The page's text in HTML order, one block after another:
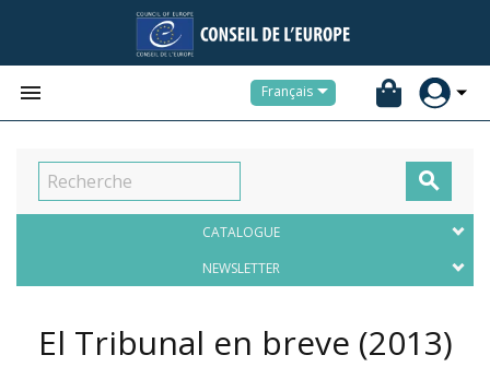
 Français

CATALOGUE
NEWSLETTER
El Tribunal en breve (2013)